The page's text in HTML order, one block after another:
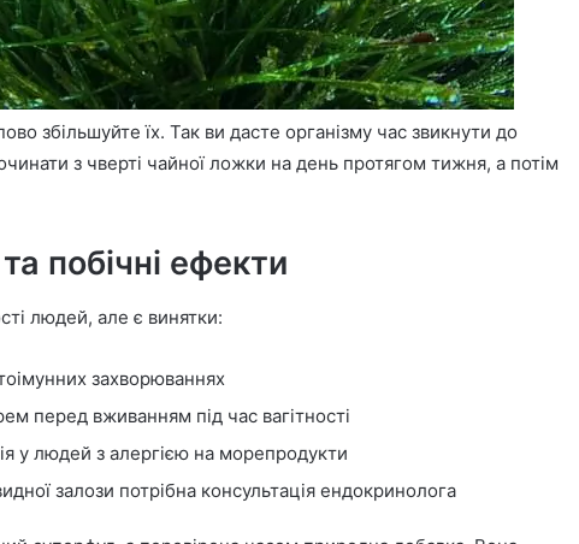
збільшуйте їх. Так ви дасте організму час звикнути до
з чверті чайної ложки на день протягом тижня, а потім
побічні ефекти
людей, але є винятки:
захворюваннях
перед вживанням під час вагітності
у людей з алергією на морепродукти
залози потрібна консультація ендокринолога